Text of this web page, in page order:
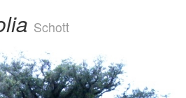
Schott